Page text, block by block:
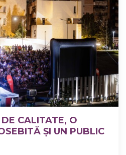
CALITATE, O
ȘI UN PUBLIC